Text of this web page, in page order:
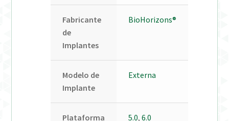
Fabricante
de
Implantes
BioHorizons®
Modelo de
Implante
Externa
Plataforma
5.0, 6.0